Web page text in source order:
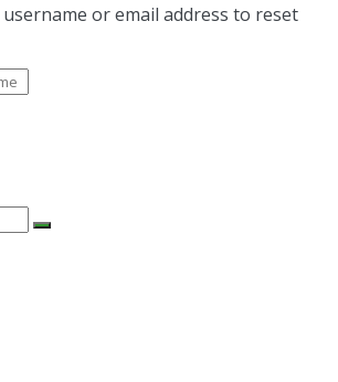
or email address to reset